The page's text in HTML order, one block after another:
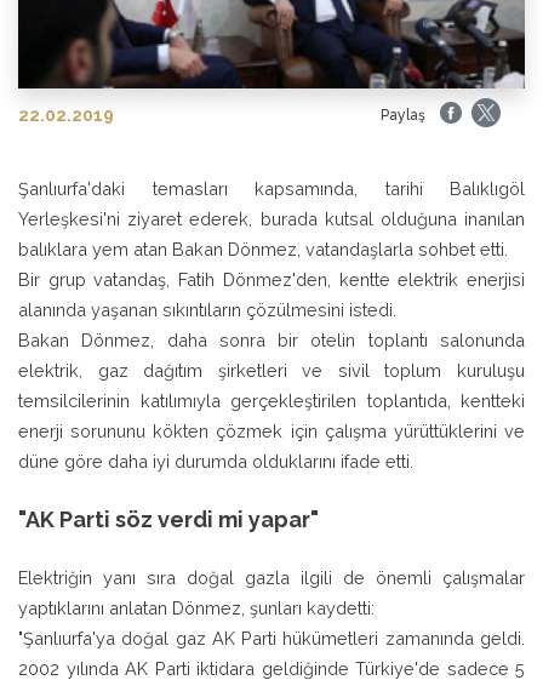
22.02.2019 Paylaş
Şanlıurfa'daki temasları kapsamında, tarihi Balıklıgöl
Yerleşkesi'ni ziyaret ederek, burada kutsal olduğuna inanılan
balıklara yem atan Bakan Dönmez, vatandaşlarla sohbet etti.
Bir grup vatandaş, Fatih Dönmez'den, kentte elektrik enerjisi
alanında yaşanan sıkıntıların çözülmesini istedi.
Bakan Dönmez, daha sonra bir otelin toplantı salonunda
elektrik, gaz dağıtım şirketleri ve sivil toplum kuruluşu
temsilcilerinin katılımıyla gerçekleştirilen toplantıda, kentteki
enerji sorununu kökten çözmek için çalışma yürüttüklerini ve
düne göre daha iyi durumda olduklarını ifade etti.
"AK Parti söz verdi mi yapar"
Elektriğin yanı sıra doğal gazla ilgili de önemli çalışmalar
yaptıklarını anlatan Dönmez, şunları kaydetti:
"Şanlıurfa'ya doğal gaz AK Parti hükümetleri zamanında geldi.
2002 yılında AK Parti iktidara geldiğinde Türkiye'de sadece 5